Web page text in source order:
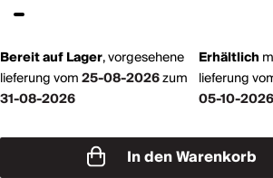
Bereit auf Lager,vorgesehene
lieferung vom25-08-2026zum
31-08-2026
Erhältlich
lieferung
05-10-2026
In den Warenkorb